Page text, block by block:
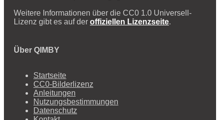
Weitere Informationen über die CC0 1.0 Universell-
Lizenz gibt es auf der offiziellen Lizenzseite.
Über QIMBY
Startseite
CC0-Bilderlizenz
Anleitungen
Nutzungsbestimmungen
Datenschutz